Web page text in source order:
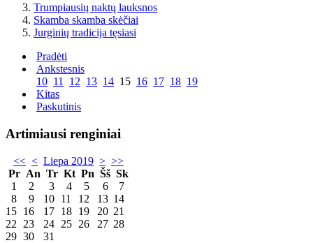
Trumpiausių naktų lauksnos
Skamba skamba skėčiai
Jurginių tradicija tęsiasi
Pradėti
Ankstesnis
10 11 12 13 14 15 16 17 18 19
Kitas
Paskutinis
Artimiausi renginiai
<< < Liepa 2019 > >>
Pr An Tr Kt Pn Šš Sk
1
2 3 4 5 6
7
8
9 10 11 12 13 14
15 16 17 18 19 20 21
22
23 24 25 26 27 28
29 30 31